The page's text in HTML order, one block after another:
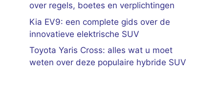
over regels, boetes en verplichtingen
Kia EV9: een complete gids over de
innovatieve elektrische SUV
Toyota Yaris Cross: alles wat u moet
weten over deze populaire hybride SUV